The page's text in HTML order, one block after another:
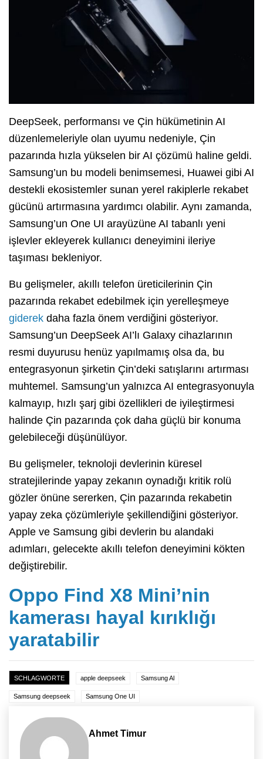
DeepSeek, performansı ve Çin hükümetinin AI
düzenlemeleriyle olan uyumu nedeniyle, Çin
pazarında hızla yükselen bir AI çözümü haline geldi.
Samsung’un bu modeli benimsemesi, Huawei gibi AI
destekli ekosistemler sunan yerel rakiplerle rekabet
gücünü artırmasına yardımcı olabilir. Aynı zamanda,
Samsung’un One UI arayüzüne AI tabanlı yeni
işlevler ekleyerek kullanıcı deneyimini ileriye
taşıması bekleniyor.
Bu gelişmeler, akıllı telefon üreticilerinin Çin
pazarında rekabet edebilmek için yerelleşmeye
giderek daha fazla önem verdiğini gösteriyor.
Samsung’un DeepSeek AI’lı Galaxy cihazlarının
resmi duyurusu henüz yapılmamış olsa da, bu
entegrasyonun şirketin Çin’deki satışlarını artırması
muhtemel. Samsung’un yalnızca AI entegrasyonuyla
kalmayıp, hızlı şarj gibi özellikleri de iyileştirmesi
halinde Çin pazarında çok daha güçlü bir konuma
gelebileceği düşünülüyor.
Bu gelişmeler, teknoloji devlerinin küresel
stratejilerinde yapay zekanın oynadığı kritik rolü
gözler önüne sererken, Çin pazarında rekabetin
yapay zeka çözümleriyle şekillendiğini gösteriyor.
Apple ve Samsung gibi devlerin bu alandaki
adımları, gelecekte akıllı telefon deneyimini kökten
değiştirebilir.
Oppo Find X8 Mini’nin
kamerası hayal kırıklığı
yaratabilir
SCHLAGWORTE apple deepseek Samsung Al
Samsung deepseek Samsung One UI
Ahmet Timur